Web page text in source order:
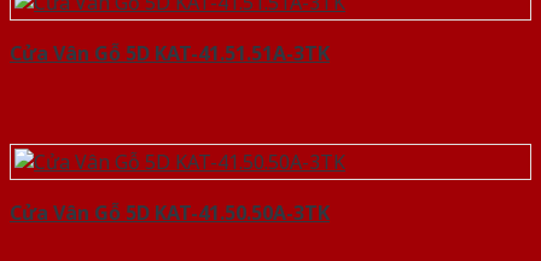
Cửa Vân Gỗ 5D KAT-41.51.51A-3TK
Cửa Vân Gỗ 5D KAT-41.50.50A-3TK